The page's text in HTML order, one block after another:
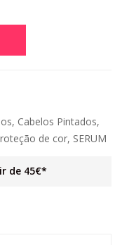
, Cabelos Pintados,
de cor, SERUM
de 45€*